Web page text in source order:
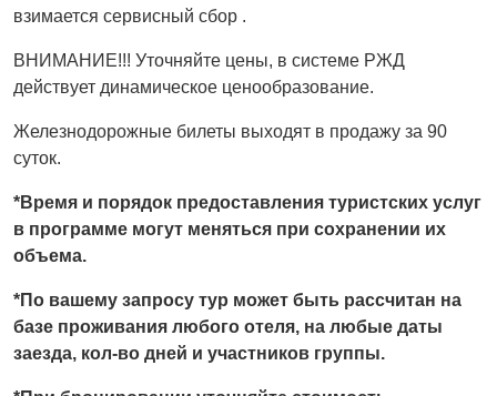
взимается сервисный сбор .
ВНИМАНИЕ!!! Уточняйте цены, в системе РЖД
действует динамическое ценообразование.
Железнодорожные билеты выходят в продажу за 90
суток.
*Время и порядок предоставления туристских услуг
в программе могут меняться при сохранении их
объема.
*По вашему запросу тур может быть рассчитан на
базе проживания любого отеля, на любые даты
заезда, кол-во дней и участников группы.